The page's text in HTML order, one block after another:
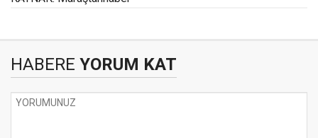
HABERE YORUM KAT